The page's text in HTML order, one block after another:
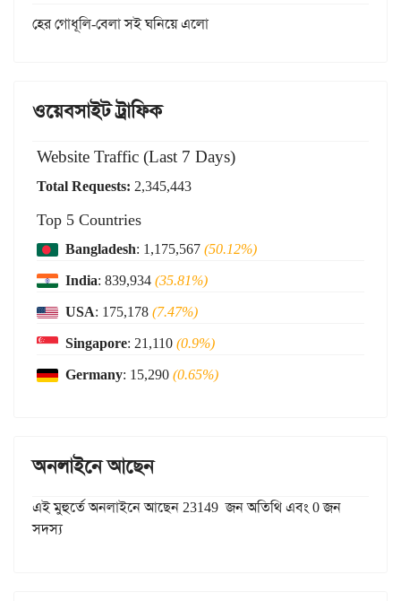
হের গোধূলি-বেলা সই ঘনিয়ে এলো
ওয়েবসাইট ট্রাফিক
Website Traffic (Last 7 Days)
Total Requests: 2,345,443
Top 5 Countries
Bangladesh: 1,175,567(50.12%)
India: 839,934(35.81%)
USA: 175,178(7.47%)
Singapore: 21,110(0.9%)
Germany: 15,290(0.65%)
অনলাইনে আছেন
এই মুহুর্তে অনলাইনে আছেন 23149 জন অতিথি এবং 0 জন
সদস্য